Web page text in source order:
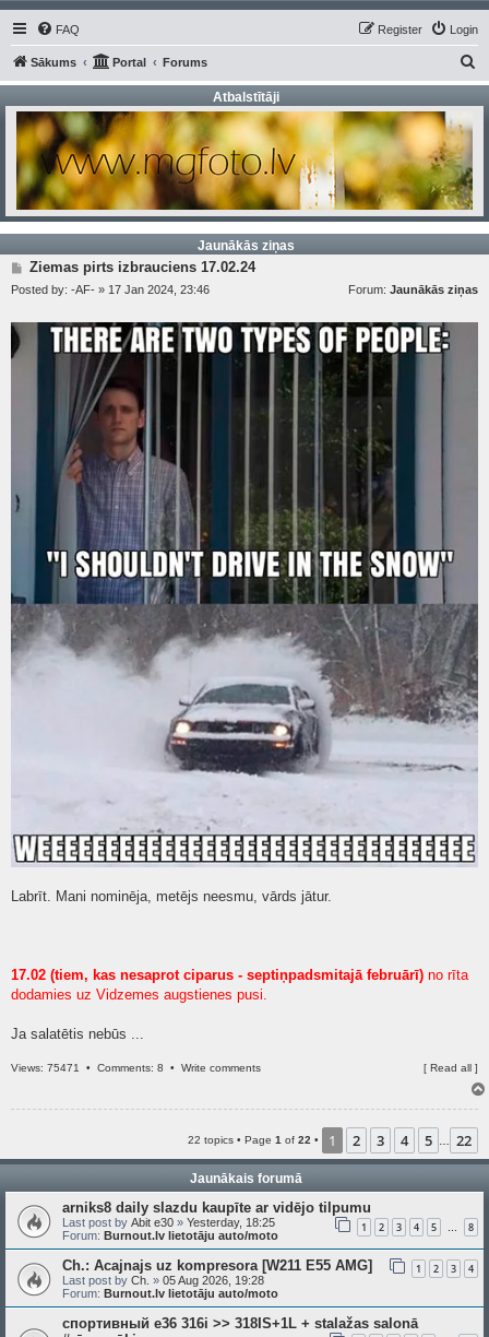
FAQ Login
Register
Sākums Portal Forums
e
Atbalstītāji
Jaunākās ziņas
P
s
Ziemas pirts izbrauciens 17.02.24
Posted by: -AF- » 17 Jan 2024, 23:46 Forum: Jaunākās ziņas
Labrīt. Mani nominēja, metējs neesmu, vārds jātur.
17.02 (tiem, kas nesaprot ciparus - septiņpadsmitajā februārī) no rīta
dodamies uz Vidzemes augstienes pusi.
Ja salatētis nebūs ...
Views: 75471 • Comments: 8 • Write comments [ Read all ]
22 topics • Page 1 of 22 • 1 2 3 4 5 22
Jaunākais forumā
arniks8 daily slazdu kaupīte ar vidējo tilpumu
1 2 3 4 5 … 8
Last post by Abit e30 » Yesterday, 18:25
Forum: Burnout.lv lietotāju auto/moto
Ch.: Acajnajs uz kompresora [W211 E55 AMG] 1 2 3 4
Last post by Ch. » 05 Aug 2026, 19:28
Forum: Burnout.lv lietotāju auto/moto
спортивный e36 316i >> 318IS+1L + stalažas salonā